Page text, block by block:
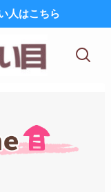
人はこちら